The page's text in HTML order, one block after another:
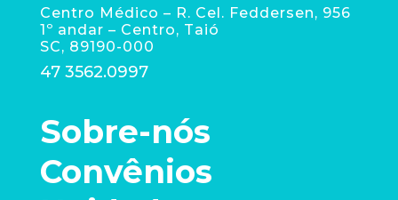
Centro Médico – R. Cel. Feddersen, 956
1º andar – Centro, Taió
SC, 89190-000
47 3562.0997
Sobre-nós
Convênios